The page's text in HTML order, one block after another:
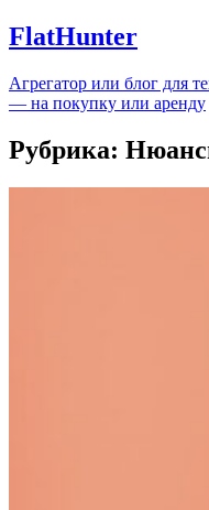
FlatHunter
Агрегатор или блог для
— на покупку или аренду
Рубрика: